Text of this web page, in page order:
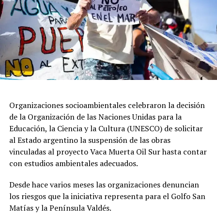
Durante su homilía, García Cuerva, aseguró que el
pueblo está “cansado de promesas incumplidas y
dirigentes que hablan de los pobres, pero no están cerca
de sus necesidades y se dan la buena vida”.
Organizaciones socioambientales celebraron la decisión
de la Organización de las Naciones Unidas para la
Educación, la Ciencia y la Cultura (UNESCO) de solicitar
al Estado argentino la suspensión de las obras
vinculadas al proyecto Vaca Muerta Oil Sur hasta contar
con estudios ambientales adecuados.
Desde hace varios meses las organizaciones denuncian
los riesgos que la iniciativa representa para el Golfo San
Matías y la Península Valdés.